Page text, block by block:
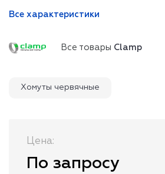
Все характеристики
Все товары Clamp
Хомуты червячные
Цена:
По запросу